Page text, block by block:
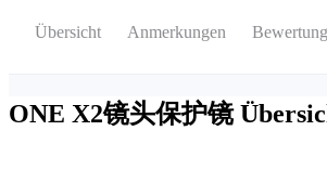
Übersicht Anmerkungen
ONE X2镜头保护镜